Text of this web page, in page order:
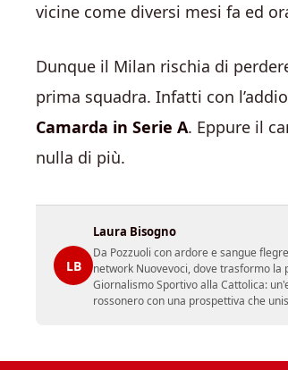
vicine come diversi mesi fa ed
Dunque il Milan rischia di
prima squadra. Infatti con
Camarda in Serie A. Eppure il
nulla di più.
LB
Laura Bisogno
Da Pozzuoli con ardore e sangue
network Nuovevoci, dove trasformo
Giornalismo Sportivo alla Cattolica:
rossonero con una prospettiva che